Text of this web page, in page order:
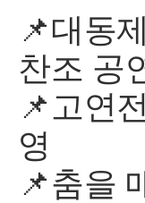
📌대동
찬조 공
📌고연
영
📌춤을